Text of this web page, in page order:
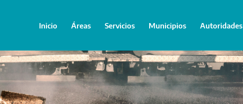
Inicio Áreas Servicios Municipios Autoridades